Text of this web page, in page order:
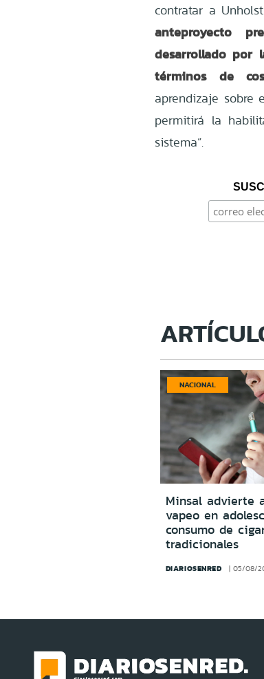
contratar a
anteproyecto
desarrollado por
términos de
aprendizaje sobre
permitirá la
sistema”.
NACIONAL
Minsal advierte
vapeo en
consumo de
tradicionales
DIARIOSENRED 05/08/